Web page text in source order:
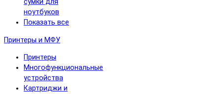
сумки для
ноутбуков
Показать все
Принтеры и МФУ
Принтеры
Многофункциональные
устройства
Картриджи и